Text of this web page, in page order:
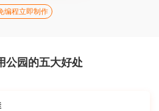
编程立即制作
公园的五大好处